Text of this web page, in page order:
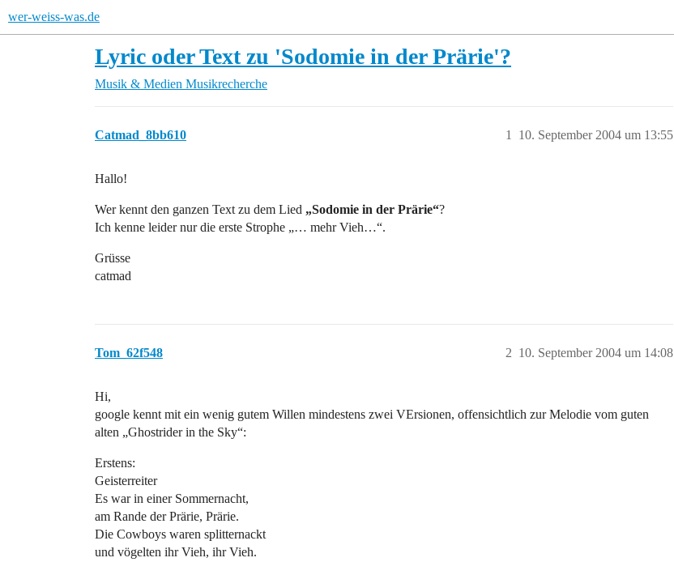
wer-weiss-was.de
Lyric oder Text zu 'Sodomie in der Prärie'?
Musik & Medien Musikrecherche
Catmad_8bb610 10. September 2004 um 13:55
1
Hallo!
Wer kennt den ganzen Text zu dem Lied „Sodomie in der Prärie“?
Ich kenne leider nur die erste Strophe „… mehr Vieh…“.
Grüsse
catmad
Tom_62f548 10. September 2004 um 14:08
2
Hi,
google kennt mit ein wenig gutem Willen mindestens zwei VErsionen, offensichtlich zur Melodie vom guten
alten „Ghostrider in the Sky“:
Erstens:
Geisterreiter
Es war in einer Sommernacht,
am Rande der Prärie, Prärie.
Die Cowboys waren splitternackt
und vögelten ihr Vieh, ihr Vieh.